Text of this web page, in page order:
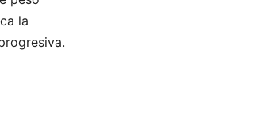
la